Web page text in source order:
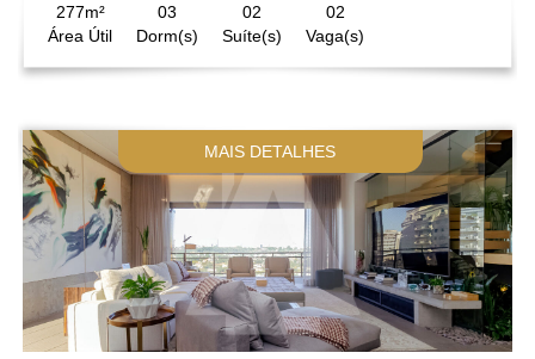
277m²
Área Útil
03
Dorm(s)
02
Suíte(s)
02
Vaga(s)
MAIS DETALHES